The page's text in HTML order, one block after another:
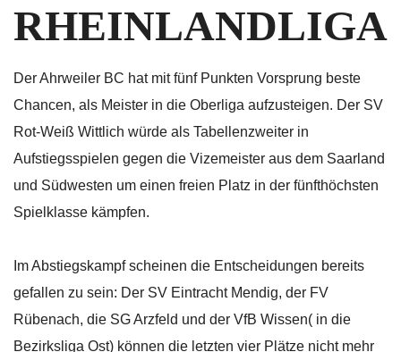
RHEINLANDLIGA
Der Ahrweiler BC hat mit fünf Punkten Vorsprung beste
Chancen, als Meister in die Oberliga aufzusteigen. Der SV
Rot-Weiß Wittlich würde als Tabellenzweiter in
Aufstiegsspielen gegen die Vizemeister aus dem Saarland
und Südwesten um einen freien Platz in der fünfthöchsten
Spielklasse kämpfen.
Im Abstiegskampf scheinen die Entscheidungen bereits
gefallen zu sein: Der SV Eintracht Mendig, der FV
Rübenach, die SG Arzfeld und der VfB Wissen( in die
Bezirksliga Ost) können die letzten vier Plätze nicht mehr